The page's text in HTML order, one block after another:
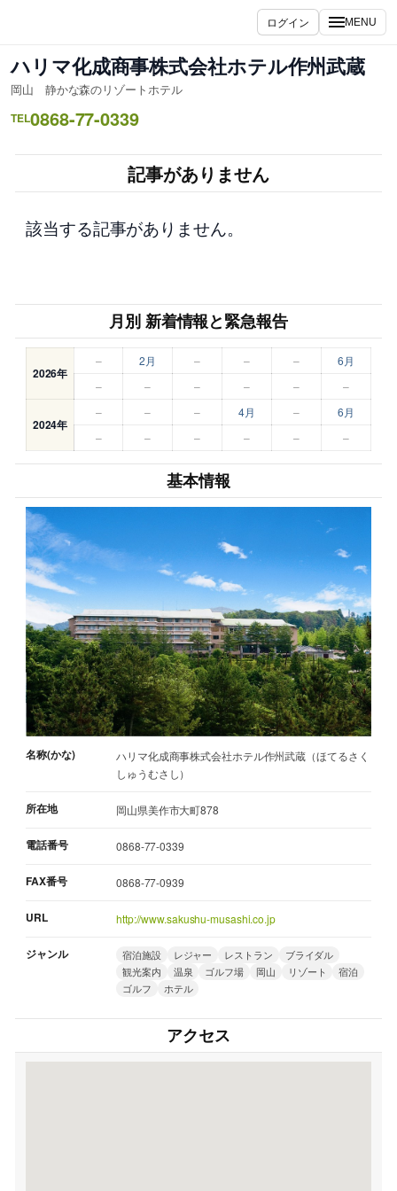
ス
キ
ッ
ログイン MENU
ハリマ化成商事株式会社ホテル作州武蔵
岡山 静かな森のリゾートホテル
TEL0868-77-0339
記事がありません
該当する記事がありません。
月別 新着情報と緊急報告
2026年
– 2月 – – –
6月
–
– – – – –
2024年
– – – 4月 –
6月
–
– – – – –
基本情報
名称(かな)
ハリマ化成商事株式会社ホテル作州武蔵（ほてるさく
しゅうむさし）
所在地 岡山県美作市大町878
電話番号 0868-77-0339
FAX番号 0868-77-0939
URL http://www.sakushu-musashi.co.jp
ジャンル 宿泊施設 レジャー レストラン
ブライダル
観光案内
温泉 ゴルフ場 岡山 リゾート
宿泊
ゴルフ
ホテル
アクセス